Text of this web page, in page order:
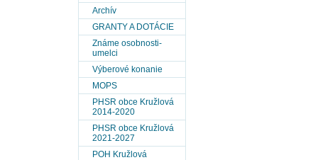
Archív
GRANTY A DOTÁCIE
Známe osobnosti-
umelci
Výberové konanie
MOPS
PHSR obce Kružlová
2014-2020
PHSR obce Kružlová
2021-2027
POH Kružlová